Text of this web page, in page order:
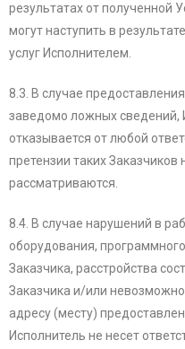
результатах от полученной
могут наступить в
услуг Исполнителем.
8.3. В случае
заведомо ложных сведений,
отказывается от любой
претензии таких Заказчиков
рассматриваются.
8.4. В случае нарушений в
оборудования,
Заказчика, расстройства
Заказчика и/или
адресу (месту)
Исполнитель не несет